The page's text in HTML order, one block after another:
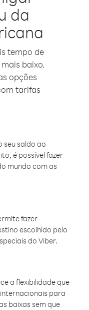
da
tempo de
baixo.
opções
tarifas
seu saldo ao
é possível fazer
mundo com as
fazer
escolhido pelo
do Viber.
a flexibilidade que
para
baixas sem que